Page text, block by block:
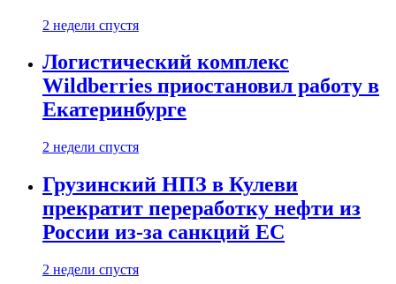
2 недели спустя
Логистический комплекс
Wildberries приостановил работу в
Екатеринбурге
2 недели спустя
Грузинский НПЗ в Кулеви
прекратит переработку нефти из
России из-за санкций ЕС
2 недели спустя